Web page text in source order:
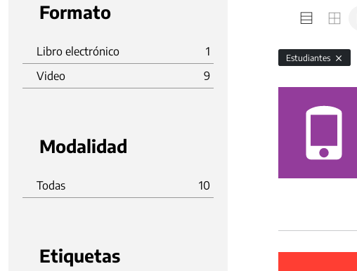
Formato
Libro electrónico
1
Video
9
Modalidad
Todas 10
Etiquetas
Estudiantes